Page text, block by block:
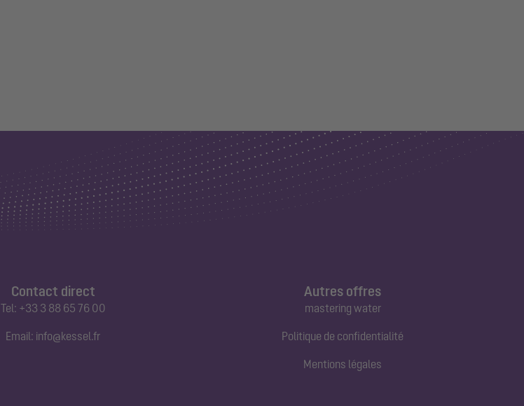
Contact direct
Tel: +33 3 88 65 76 00
Email: info@kessel.fr
Autres offres
mastering water
Politique de confidentialité
Mentions légales